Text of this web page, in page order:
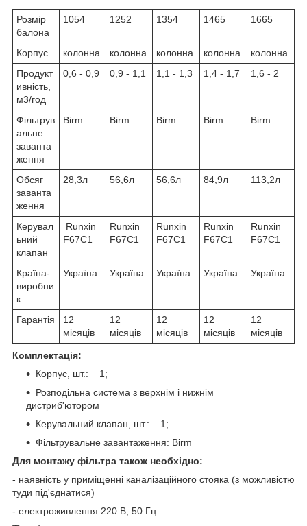
Розмір
балона
1054 1252 1354 1465 1665
Корпус колонна колонна колонна колонна
колонна
Продукт
ивність,
м3/год
0,6 - 0,9 0,9 - 1,1 1,1 - 1,3 1,4 - 1,7 1,6 - 2
Фільтрув
альне
заванта
ження
Birm Birm Birm Birm Birm
Обсяг
заванта
ження
28,3л 56,6л 56,6л 84,9л 113,2л
Керувал
ьний
клапан
Runxin
F67C1
Runxin
F67C1
Runxin
F67C1
Runxin
F67C1
Runxin
F67C1
Країна-
виробни
к
Україна Україна Україна Україна Україна
Гарантія
12
місяців
12
місяців
12
місяців
12
місяців
12
місяців
Комплектація:
Корпус, шт.: 1;
Розподільна система з верхнім і нижнім
дистриб'ютором
Керувальний клапан, шт.: 1;
Фільтрувальне завантаження: Birm
Для монтажу фільтра також необхідно:
- наявність у приміщенні каналізаційного стояка (з можливістю
туди під'єднатися)
- електроживлення 220 В, 50 Гц